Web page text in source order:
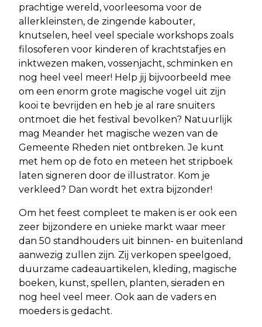
prachtige wereld, voorleesoma voor de
allerkleinsten, de zingende kabouter,
knutselen, heel veel speciale workshops zoals
filosoferen voor kinderen of krachtstafjes en
inktwezen maken, vossenjacht, schminken en
nog heel veel meer! Help jij bijvoorbeeld mee
om een enorm grote magische vogel uit zijn
kooi te bevrijden en heb je al rare snuiters
ontmoet die het festival bevolken? Natuurlijk
mag Meander het magische wezen van de
Gemeente Rheden niet ontbreken. Je kunt
met hem op de foto en meteen het stripboek
laten signeren door de illustrator. Kom je
verkleed? Dan wordt het extra bijzonder!
Om het feest compleet te maken is er ook een
zeer bijzondere en unieke markt waar meer
dan 50 standhouders uit binnen- en buitenland
aanwezig zullen zijn. Zij verkopen speelgoed,
duurzame cadeauartikelen, kleding, magische
boeken, kunst, spellen, planten, sieraden en
nog heel veel meer. Ook aan de vaders en
moeders is gedacht.